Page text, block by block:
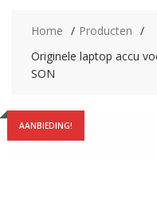
Home
Producten
Originele laptop accu
SON
AANBIEDING!